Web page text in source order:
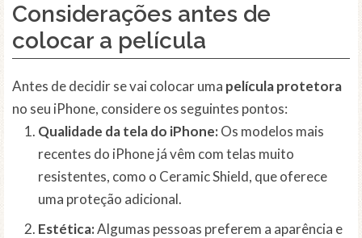
Considerações antes de
colocar a película
Antes de decidir se vai colocar uma película protetora
no seu iPhone, considere os seguintes pontos:
Qualidade da tela do iPhone:Os modelos mais
recentes do iPhone já vêm com telas muito
resistentes, como o Ceramic Shield, que oferece
uma proteção adicional.
Estética:Algumas pessoas preferem a aparência e